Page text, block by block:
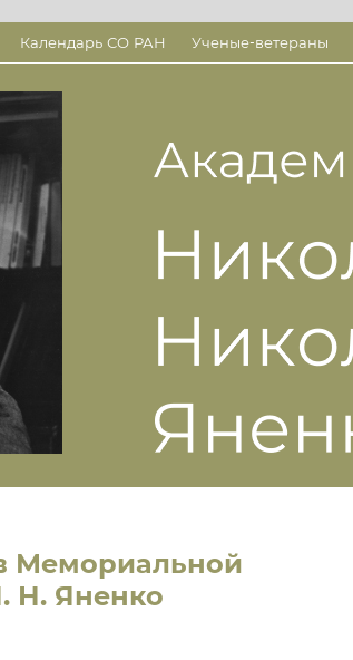
Календарь СО РАН Ученые-ветераны
Мемориальной
Н. Яненко